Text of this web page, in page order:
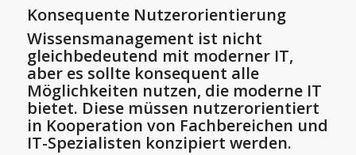
Konsequente Nutzerorientierung
Wissensmanagement ist nicht
gleichbedeutend mit moderner IT,
aber es sollte konsequent alle
Möglichkeiten nutzen, die moderne IT
bietet. Diese müssen nutzerorientiert
in Kooperation von Fachbereichen und
IT-Spezialisten konzipiert werden.